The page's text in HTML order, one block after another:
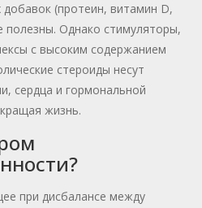
(протеин, витамин D,
полезны. Однако стимуляторы,
с высоким содержанием
стероиды несут
сердца и гормональной
жизнь.
при дисбалансе между